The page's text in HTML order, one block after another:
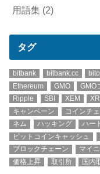
用語集 (2)
タグ
bitbank bitbank.cc
Ethereum
GMO GMO
Ripple
SBI XEM
キャンペーン
コインチ
ネム
ハッキング ハー
ビットコインキャッシュ
ブロックチェーン
マイ
価格上昇
取引所 国内